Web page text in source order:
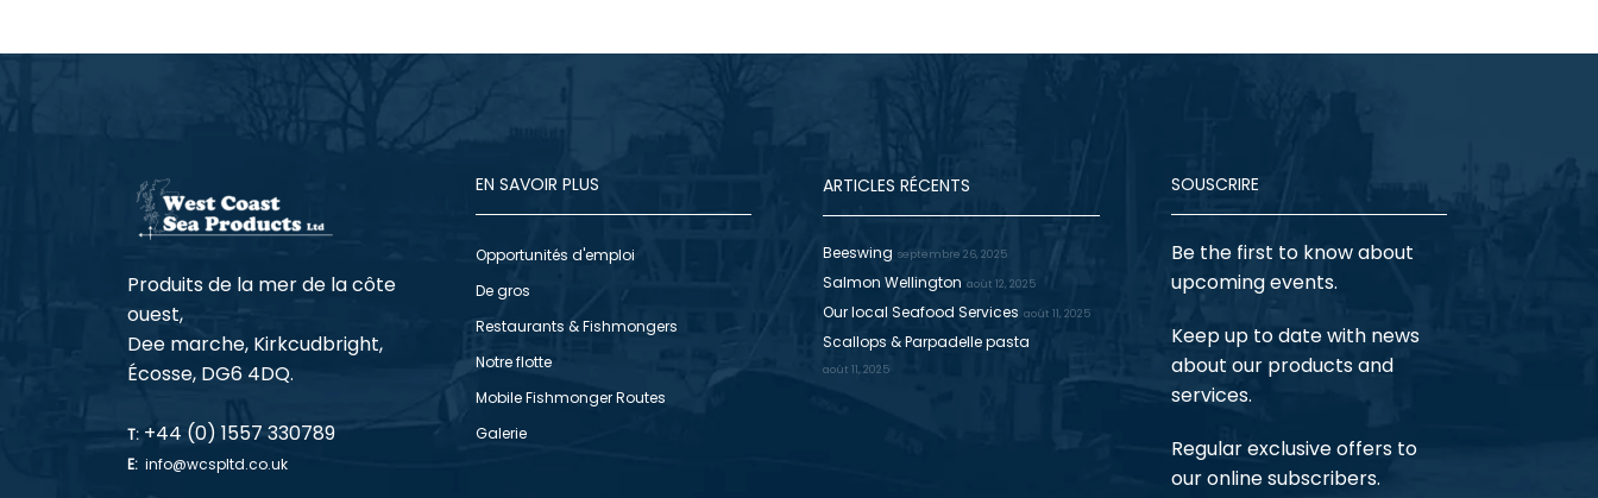
Produits de la mer de la côte
ouest,
Dee marche, Kirkcudbright,
Écosse, DG6 4DQ.
T: +44 (0) 1557 330789
E: info@wcspltd.co.uk
EN SAVOIR PLUS
Opportunités d'emploi
De gros
Restaurants & Fishmongers
Notre flotte
Mobile Fishmonger Routes
Galerie
ARTICLES RÉCENTS
Beeswing septembre 26, 2025
Salmon Wellington août 12, 2025
Our local Seafood Services août 11, 2025
Scallops & Parpadelle pasta
août 11, 2025
SOUSCRIRE
Be the first to know about
upcoming events.
Keep up to date with news
about our products and
services.
Regular exclusive offers to
our online subscribers.